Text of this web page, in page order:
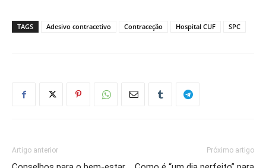
TAGS Adesivo contracetivo Contraceção Hospital CUF SPC
Artigo anterior Próximo artigo